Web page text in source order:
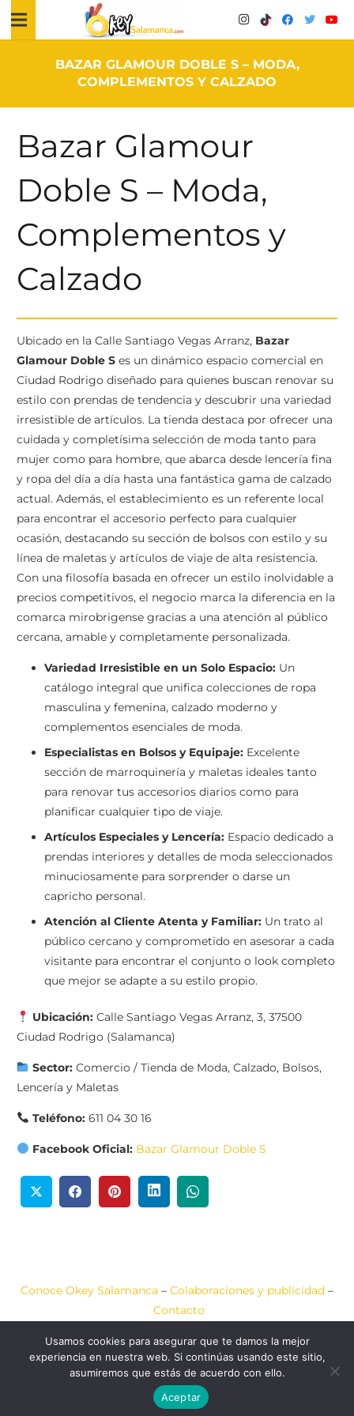
BAZAR GLAMOUR DOBLE S – MODA,
COMPLEMENTOS Y CALZADO
Bazar Glamour
Doble S – Moda,
Complementos y
Calzado
Ubicado en la Calle Santiago Vegas Arranz, Bazar
Glamour Doble S es un dinámico espacio comercial en
Ciudad Rodrigo diseñado para quienes buscan renovar su
estilo con prendas de tendencia y descubrir una variedad
irresistible de artículos. La tienda destaca por ofrecer una
cuidada y completísima selección de moda tanto para
mujer como para hombre, que abarca desde lencería fina
y ropa del día a día hasta una fantástica gama de calzado
actual. Además, el establecimiento es un referente local
para encontrar el accesorio perfecto para cualquier
ocasión, destacando su sección de bolsos con estilo y su
línea de maletas y artículos de viaje de alta resistencia.
Con una filosofía basada en ofrecer un estilo inolvidable a
precios competitivos, el negocio marca la diferencia en la
comarca mirobrigense gracias a una atención al público
cercana, amable y completamente personalizada.
Variedad Irresistible en un Solo Espacio: Un
catálogo integral que unifica colecciones de ropa
masculina y femenina, calzado moderno y
complementos esenciales de moda.
Especialistas en Bolsos y Equipaje: Excelente
sección de marroquinería y maletas ideales tanto
para renovar tus accesorios diarios como para
planificar cualquier tipo de viaje.
Artículos Especiales y Lencería: Espacio dedicado a
prendas interiores y detalles de moda seleccionados
minuciosamente para sorprender o darse un
capricho personal.
Atención al Cliente Atenta y Familiar: Un trato al
público cercano y comprometido en asesorar a cada
visitante para encontrar el conjunto o look completo
que mejor se adapte a su estilo propio.
Ubicación:Calle Santiago Vegas Arranz, 3, 37500
Ciudad Rodrigo (Salamanca)
Sector:Comercio / Tienda de Moda, Calzado, Bolsos,
Lencería y Maletas
Teléfono:611 04 30 16
Facebook Oficial: Bazar Glamour Doble S
Conoce Okey Salamanca – Colaboraciones y publicidad –
Contacto
Aviso Legal –Política de Cookies–Política de Privacidad
2020-2026 © Okey
Web diseñada por
COMUNICACIÓN
Usamos cookies para asegurar que te damos la mejor
experiencia en nuestra web. Si continúas usando este sitio,
asumiremos que estás de acuerdo con ello.
Aceptar